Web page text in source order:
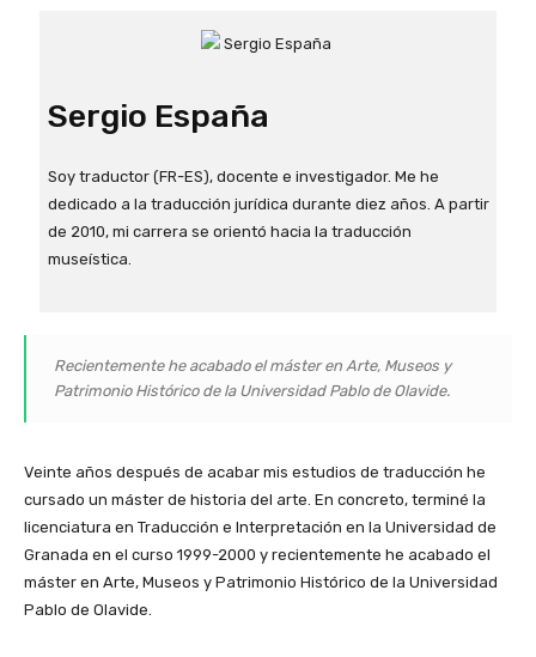
Sergio España
Soy traductor (FR-ES), docente e investigador. Me he
dedicado a la traducción jurídica durante diez años. A partir
de 2010, mi carrera se orientó hacia la traducción
museística.
Recientemente he acabado el máster en Arte, Museos y
Patrimonio Histórico de la Universidad Pablo de Olavide.
Veinte años después de acabar mis estudios de traducción he
cursado un máster de historia del arte. En concreto, terminé la
licenciatura en Traducción e Interpretación en la Universidad de
Granada en el curso 1999-2000 y recientemente he acabado el
máster en Arte, Museos y Patrimonio Histórico de la Universidad
Pablo de Olavide.